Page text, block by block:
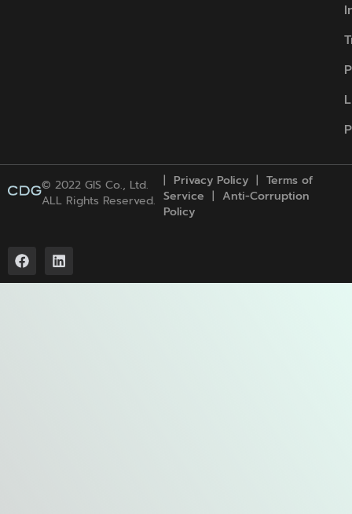
© 2022 GIS Co., Ltd.
ALL Rights Reserved.
| Privacy Policy | Termsof
Service | Anti-Corruption
Policy